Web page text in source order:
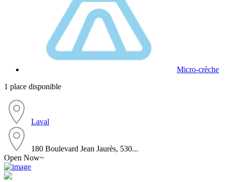
Micro-crèche
1 place disponible
Laval
180 Boulevard Jean Jaurès, 530...
Open Now~